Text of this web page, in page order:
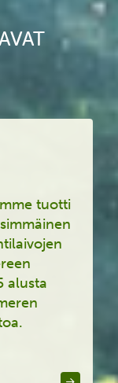
tuotti
alusta